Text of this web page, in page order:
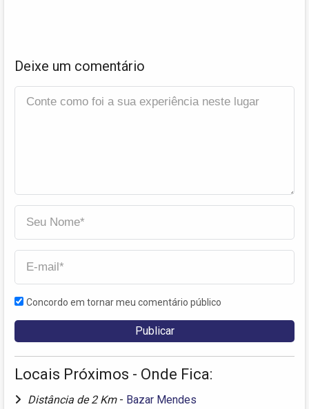
Deixe um comentário
Concordo em tornar meu comentário público
Locais Próximos - Onde Fica:
Distância de 2 Km - Bazar Mendes